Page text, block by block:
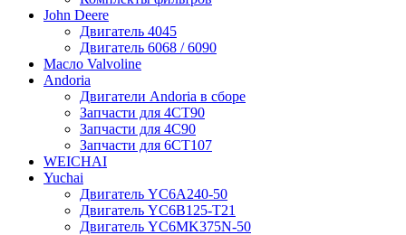
John Deere
Двигатель 4045
Двигатель 6068 / 6090
Масло Valvoline
Andoria
Двигатели Andoria в сборе
Запчасти для 4CT90
Запчасти для 4С90
Запчасти для 6CT107
WEICHAI
Yuchai
Двигатель YC6A240-50
Двигатель YC6B125-T21
Двигатель YC6MK375N-50